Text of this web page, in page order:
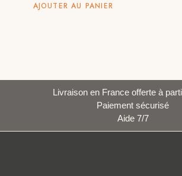
AJOUTER AU PANIER
Livraison en France offerte à
Paiement sécurisé
Aide 7/7